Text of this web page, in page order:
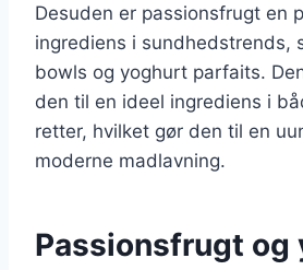
Desuden er passionsfrugt en
ingrediens i sundhedstrends,
bowls og yoghurt parfaits.
den til en ideel ingrediens i
retter, hvilket gør den til en
moderne madlavning.
Passionsfrugt og